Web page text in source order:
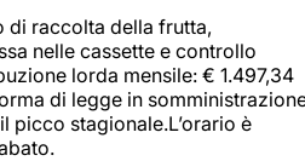
di raccolta della frutta,
nelle cassette e controllo
lorda mensile: € 1.497,34
di legge in
picco stagionale.L’orario è